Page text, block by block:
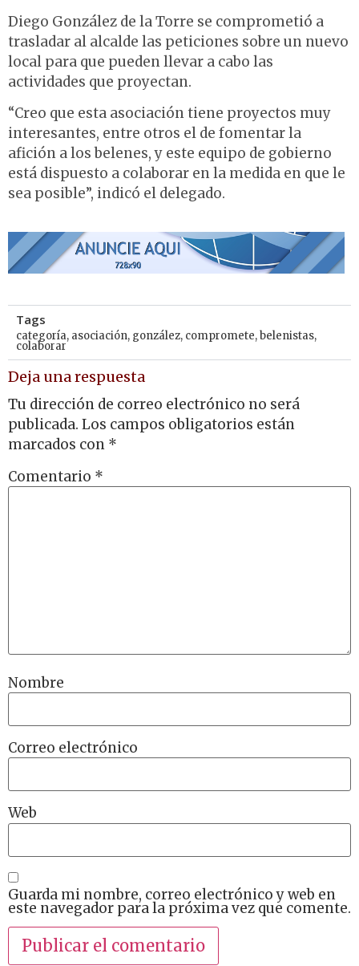
Diego González de la Torre se comprometió a
trasladar al alcalde las peticiones sobre un nuevo
local para que pueden llevar a cabo las
actividades que proyectan.
“Creo que esta asociación tiene proyectos muy
interesantes, entre otros el de fomentar la
afición a los belenes, y este equipo de gobierno
está dispuesto a colaborar en la medida en que le
sea posible”, indicó el delegado.
Tags
categoría, asociación, gonzález, compromete,belenistas,
colaborar
Deja una respuesta
Tu dirección de correo electrónico no será
publicada. Los campos obligatorios están
marcados con *
Comentario *
Nombre
Correo electrónico
Web
Guarda mi nombre, correo electrónico y web en
este navegador para la próxima vez que comente.